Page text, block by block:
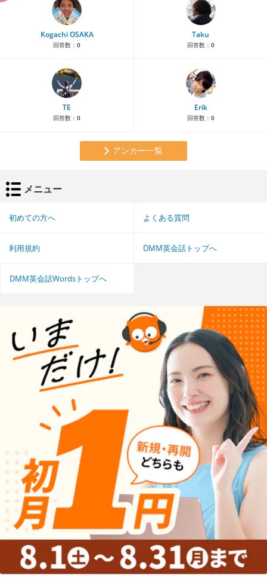
Kogachi OSAKA
回答数： 0
Taku
回答数： 0
TE
回答数： 0
Erik
回答数： 0
アンカー一覧
メニュー
初めての方へ よくある質問
利用規約 DMM英会話トップへ
DMM英会話Wordsトップへ